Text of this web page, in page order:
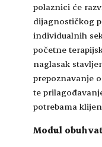
polaznici će
dijagnostičkog
individualnih
početne
naglasak
prepoznavanje
te
potrebama
Modul